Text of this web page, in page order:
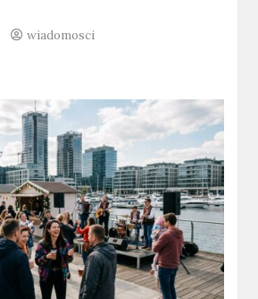
wiadomosci